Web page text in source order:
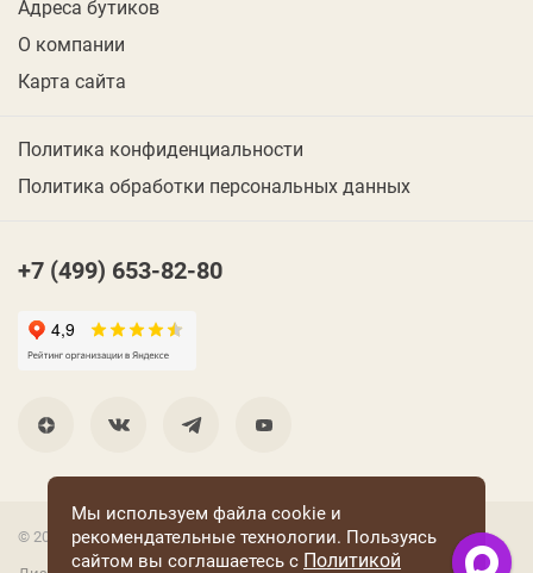
Адреса бутиков
О компании
Карта сайта
Политика конфиденциальности
Политика обработки персональных данных
+7 (499) 653-82-80
© 2001 Группа компаний «Конфаэль»
Мы используем файла cookie и
рекомендательные технологии. Пользуясь
сайтом вы соглашаетесь с Политикой